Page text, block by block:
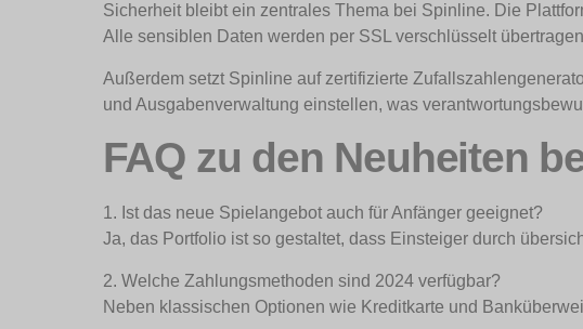
Sicherheit bleibt ein zentrales Thema bei Spinline. Die
Alle sensiblen Daten werden per SSL verschlüsselt
Außerdem setzt Spinline auf zertifizierte
und Ausgabenverwaltung einstellen, was
FAQ zu den Neuheiten
1. Ist das neue Spielangebot auch für Anfänger geeignet?
Ja, das Portfolio ist so gestaltet, dass Einsteiger durch
2. Welche Zahlungsmethoden sind 2024 verfügbar?
Neben klassischen Optionen wie Kreditkarte und